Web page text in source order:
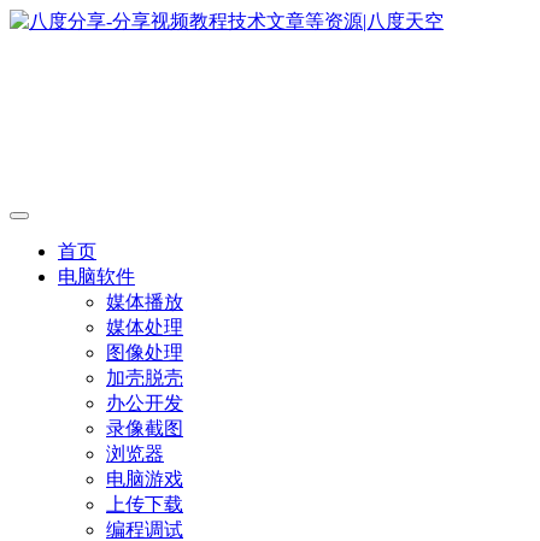
首页
电脑软件
媒体播放
媒体处理
图像处理
加壳脱壳
办公开发
录像截图
浏览器
电脑游戏
上传下载
编程调试